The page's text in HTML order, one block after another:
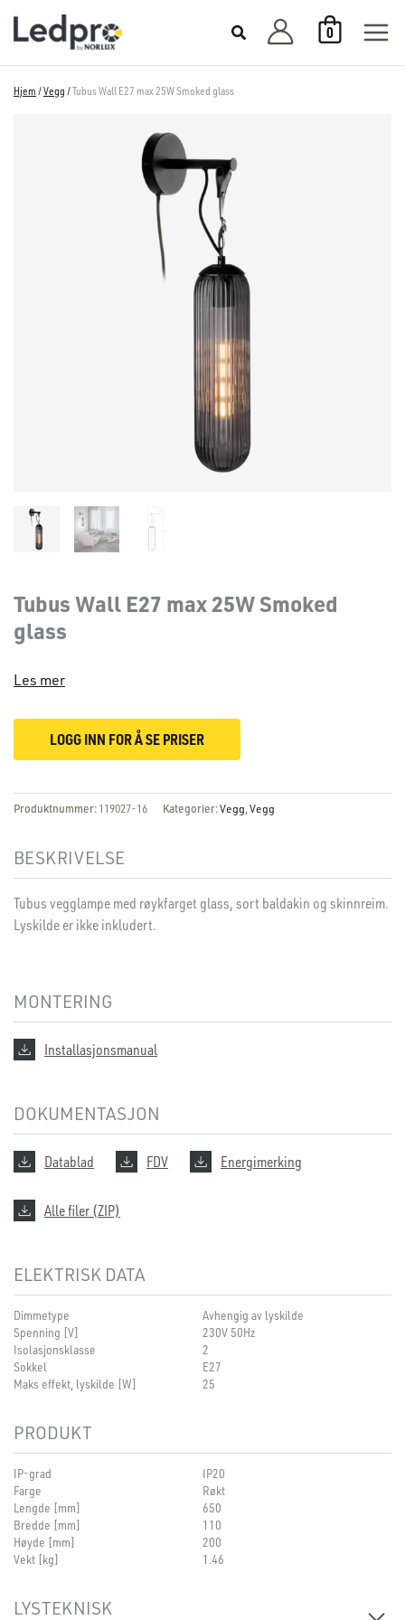
rett
0
Hjem /Vegg /Tubus Wall E27 max 25W Smoked glass
Tubus Wall E27 max 25W Smoked
glass
Les mer
LOGG INN FOR Å SE PRISER
Produktnummer: 119027-16 Kategorier:Vegg, Vegg
BESKRIVELSE
Tubus vegglampe med røykfarget glass, sort baldakin og skinnreim.
Lyskilde er ikke inkludert.
MONTERING
Installasjonsmanual
DOKUMENTASJON
Datablad FDV Energimerking
Alle filer (ZIP)
ELEKTRISK DATA
Dimmetype
Avhengig av lyskilde
Spenning [V]
230V 50Hz
Isolasjonsklasse
2
Sokkel
E27
Maks effekt, lyskilde [W]
25
PRODUKT
IP-grad
IP20
Farge
Røkt
Lengde [mm]
650
Bredde [mm]
110
Høyde [mm]
200
Vekt [kg]
1.46
LYSTEKNISK